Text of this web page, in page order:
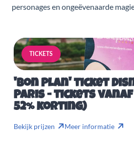
personages en ongeëvenaarde
TICKETS
'Bon Plan' ticket
Paris - tickets
52% korting)
Bekijk prijzen Meer informatie